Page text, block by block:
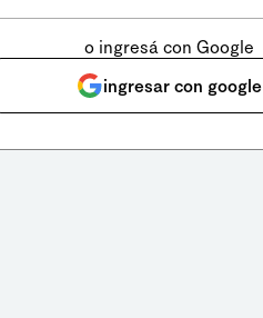
o ingresá con Google
ingresar con google